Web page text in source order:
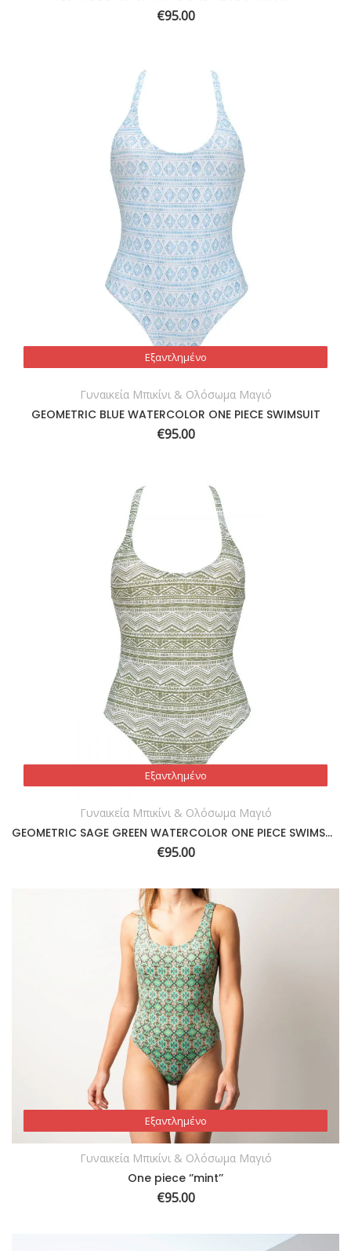
€95.00
Εξαντλημένο
Εξαντλημένο
Γυναικεία Μπικίνι & Ολόσωμα Μαγιό
GEOMETRIC BLUE WATERCOLOR ONE PIECE SWIMSUIT
€95.00
Εξαντλημένο
Εξαντλημένο
Γυναικεία Μπικίνι & Ολόσωμα Μαγιό
GEOMETRIC SAGE GREEN WATERCOLOR ONE PIECE SWIMSUIT
€95.00
Εξαντλημένο
Εξαντλημένο
Γυναικεία Μπικίνι & Ολόσωμα Μαγιό
One piece ‘’mint’’
€95.00